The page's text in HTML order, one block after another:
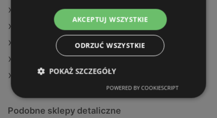
Oferty Maxi Zoo
Oferty Pepco
Aktualne gazetki Pepco
Sklepy TEDi w Międzyzdroje
Podobne sklepy detaliczne
AKCEPTUJ WSZYSTKIE
ODRZUĆ WSZYSTKIE
POKAŻ SZCZEGÓŁY
POWERED BY COOKIESCRIPT